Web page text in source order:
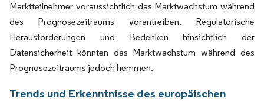
Marktteilnehmer voraussichtlich das Marktwachstum während
des Prognosezeitraums vorantreiben. Regulatorische
Herausforderungen und Bedenken hinsichtlich der
Datensicherheit könnten das Marktwachstum während des
Prognosezeitraums jedoch hemmen.
Trends und Erkenntnisse des europäischen